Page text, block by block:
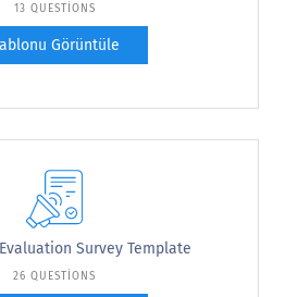
13 QUESTIONS
Görüntüle
Survey Template
26 QUESTIONS